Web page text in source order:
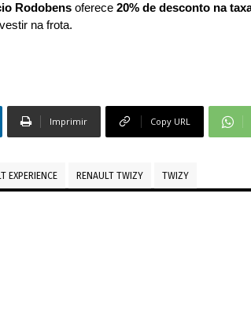
Rodobens oferece 20% de desconto na
na frota.
Imprimir Copy URL
EXPERIENCE RENAULT TWIZY TWIZY